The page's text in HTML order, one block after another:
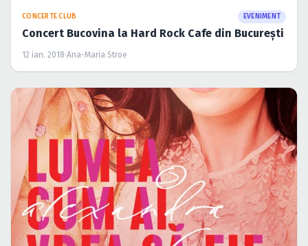
CONCERTE CLUB EVENIMENT
Concert Bucovina la Hard Rock Cafe din Bucureşti
12 ian. 2018·Ana-Maria Stroe